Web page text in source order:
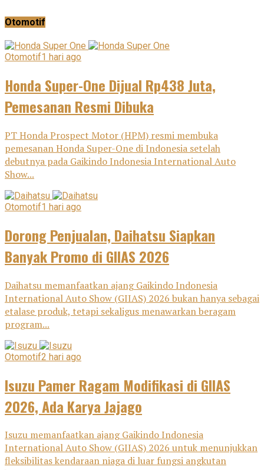
Otomotif
Otomotif1 hari ago
Honda Super-One Dijual Rp438 Juta,
Pemesanan Resmi Dibuka
PT Honda Prospect Motor (HPM) resmi membuka
pemesanan Honda Super-One di Indonesia setelah
debutnya pada Gaikindo Indonesia International Auto
Show...
Otomotif1 hari ago
Dorong Penjualan, Daihatsu Siapkan
Banyak Promo di GIIAS 2026
Daihatsu memanfaatkan ajang Gaikindo Indonesia
International Auto Show (GIIAS) 2026 bukan hanya sebagai
etalase produk, tetapi sekaligus menawarkan beragam
program...
Otomotif2 hari ago
Isuzu Pamer Ragam Modifikasi di GIIAS
2026, Ada Karya Jajago
Isuzu memanfaatkan ajang Gaikindo Indonesia
International Auto Show (GIIAS) 2026 untuk menunjukkan
fleksibilitas kendaraan niaga di luar fungsi angkutan